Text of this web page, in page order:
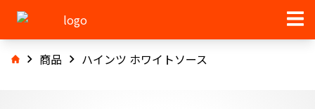
商品 ハインツ ホワイトソース